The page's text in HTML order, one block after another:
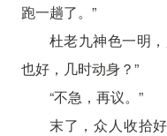
跑一趟了。”
杜老九神色一明
也好，几时动身？”
“不急，再议。”
末了，众人收拾